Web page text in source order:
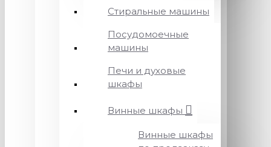
Стиральные машины
Посудомоечные
машины
Печи и духовые
шкафы
Винные шкафы
Винные шкафы